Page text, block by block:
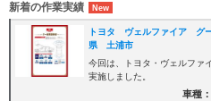
新着の作業実績
トヨタ ヴェルファイア グ
県 土浦市
今回は、トヨタ・ヴェルファ
実施しました。
車種：